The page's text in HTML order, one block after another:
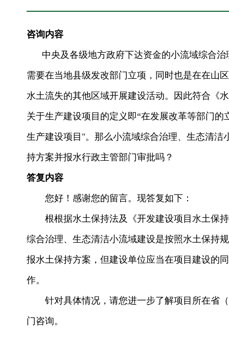
咨询内容
中央及各级地方政府下达资金的小流域综合治
需要在当地县级发改部门立项，同时也是在在山
水土流失的其他区域开展建设活动。因此符合《
关于生产建设项目的定义即“在发展改革等部门
生产建设项目"。那么小流域综合治理、生态清
持方案并报水行政主管部门审批吗？
答复内容
您好！感谢您的留言。现答复如下：
根根据水土保持法及《开发建设项目水土保持
综合治理、生态清洁小流域建设是按照水土保持
报水土保持方案，但建设单位应当在项目建设的
作。
针对具体情况，请您进一步了解项目所在省（
门咨询。